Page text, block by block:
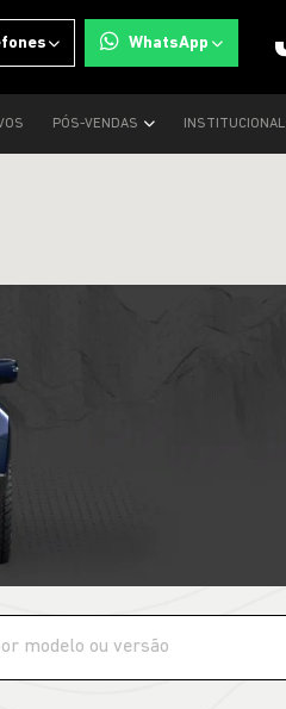
WhatsApp
PÓS-VENDAS INSTITUCIONAL